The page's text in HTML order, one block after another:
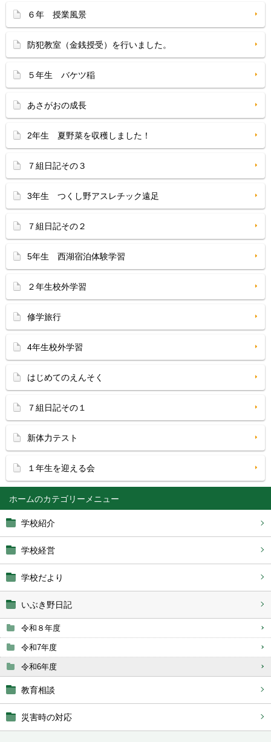
ホーム
学校紹介
学校経営
学校だより
いぶき野日記
令和８年度
令和7年度
令和6年度
教育相談
災害時の対応
６年 授業風景
防犯教室（金銭授受）を行いました。
５年生 バケツ稲
あさがおの成長
2年生 夏野菜を収穫しました！
７組日記その３
3年生 つくし野アスレチック遠足
７組日記その２
5年生 西湖宿泊体験学習
２年生校外学習
修学旅行
4年生校外学習
はじめてのえんそく
７組日記その１
新体力テスト
１年生を迎える会